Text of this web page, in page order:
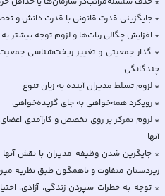
* گذار جمعیتی و تغییر ریخت‌شناسی
* لزوم تمرکز بر روی تخصص و کارآمدی
* جایگزین شدن وظیفه مدیران با نقش
* توجه به خطرات سپردن زندگی، آزادی،